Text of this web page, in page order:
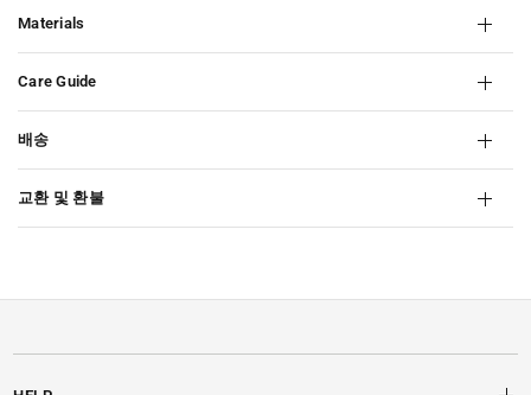
Materials
Care Guide
배송
교환 및 환불